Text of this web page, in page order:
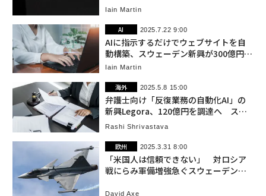
Iain Martin
AI 2025.7.22 9:00
AIに指示するだけでウェブサイトを自
動構築、スウェーデン新興が300億円を
調達
Iain Martin
海外 2025.5.8 15:00
弁護士向け「反復業務の自動化AI」の
新興Legora、120億円を調達へ スウ
ェーデン
Rashi Shrivastava
欧州 2025.3.31 8:00
「米国人は信頼できない」 対ロシア
戦にらみ軍備増強急ぐスウェーデン、
David Axe